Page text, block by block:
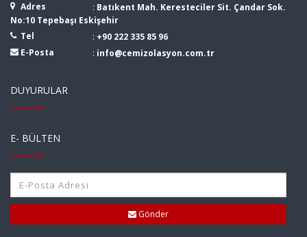
Adres : Batıkent Mah. Keresteciler Sit. Çandar Sok.
No:10 Tepebaşı Eskişehir
Tel
: +90 222 335 85 96
E-Posta
: info@cemizolasyon.com.tr
DUYURULAR
E- BÜLTEN
Gönder